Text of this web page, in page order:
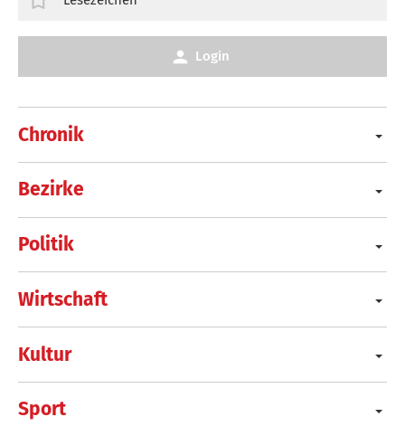
Chronik
Bezirke
Politik
Wirtschaft
Kultur
Sport
Login